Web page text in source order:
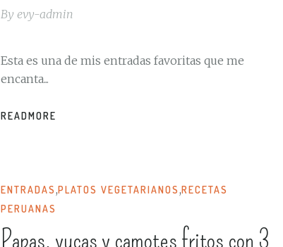
By evy-admin
Esta es una de mis entradas favoritas que me
encanta...
READMORE
ENTRADAS,PLATOS VEGETARIANOS,RECETAS
PERUANAS
Papas, yucas y camotes fritos con 3